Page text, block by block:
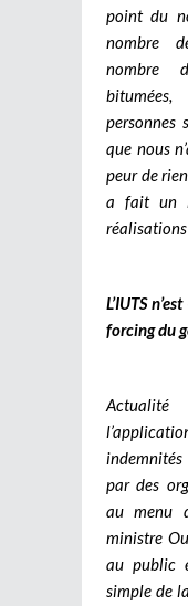
point du
nombre
nombre
personnes
que nous
peur de
a fait un
L’IUTS
forcing du
par des
au menu
ministre
au public
simple de